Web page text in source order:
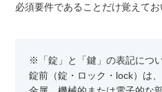
必須要件であることだけ覚えてお
※「錠」と「鍵」の表記につ
錠前（錠・ロック・lock）は